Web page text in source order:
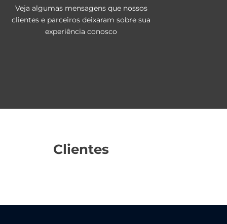
Veja algumas mensagens que nossos
clientes e parceiros deixaram sobre sua
experiência conosco
Clientes